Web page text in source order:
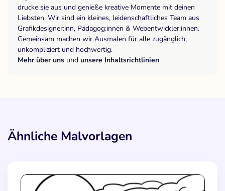
drucke sie aus und genieße kreative Momente mit deinen
Liebsten. Wir sind ein kleines, leidenschaftliches Team aus
Grafikdesigner:inn, Pädagog:innen & Webentwickler:innen.
Gemeinsam machen wir Ausmalen für alle zugänglich,
unkompliziert und hochwertig.
Mehr über uns und unsere Inhaltsrichtlinien.
Ähnliche Malvorlagen